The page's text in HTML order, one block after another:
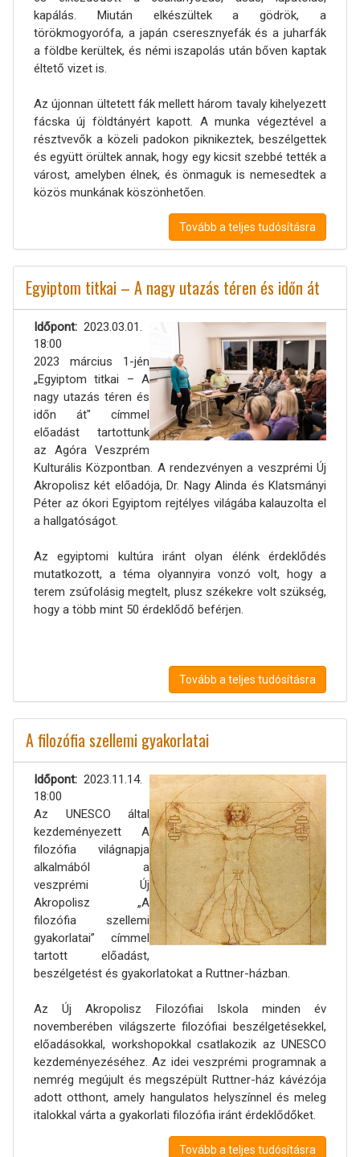
kapálás. Miután elkészültek a gödrök, a
törökmogyorófa, a japán cseresznyefák és a juharfák
a földbe kerültek, és némi iszapolás után bőven kaptak
éltető vizet is.
Az újonnan ültetett fák mellett három tavaly kihelyezett
fácska új földtányért kapott. A munka végeztével a
résztvevők a közeli padokon piknikeztek, beszélgettek
és együtt örültek annak, hogy egy kicsit szebbé tették a
várost, amelyben élnek, és önmaguk is nemesedtek a
közös munkának köszönhetően.
Tovább a teljes tudósításra
Egyiptom titkai – A nagy utazás téren és időn át
Időpont
2023.03.01.
18:00
2023 március 1-jén
„Egyiptom titkai – A
nagy utazás téren és
időn át" címmel
előadást tartottunk
az Agóra Veszprém
Kulturális Központban. A rendezvényen a veszprémi Új
Akropolisz két előadója, Dr. Nagy Alinda és Klatsmányi
Péter az ókori Egyiptom rejtélyes világába kalauzolta el
a hallgatóságot.
Az egyiptomi kultúra iránt olyan élénk érdeklődés
mutatkozott, a téma olyannyira vonzó volt, hogy a
terem zsúfolásig megtelt, plusz székekre volt szükség,
hogy a több mint 50 érdeklődő beférjen.
Tovább a teljes tudósításra
A filozófia szellemi gyakorlatai
Időpont
2023.11.14.
18:00
Az UNESCO által
kezdeményezett A
filozófia világnapja
alkalmából a
veszprémi Új
Akropolisz „A
filozófia szellemi
gyakorlatai” címmel
tartott előadást,
beszélgetést és gyakorlatokat a Ruttner-házban.
Az Új Akropolisz Filozófiai Iskola minden év
novemberében világszerte filozófiai beszélgetésekkel,
előadásokkal, workshopokkal csatlakozik az UNESCO
kezdeményezéséhez. Az idei veszprémi programnak a
nemrég megújult és megszépült Ruttner-ház kávézója
adott otthont, amely hangulatos helyszínnel és meleg
italokkal várta a gyakorlati filozófia iránt érdeklődőket.
Tovább a teljes tudósításra